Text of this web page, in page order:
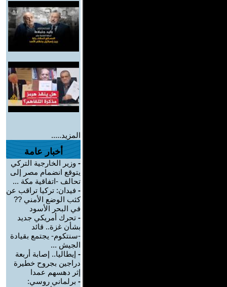
المزيد.....
أخبار عامة
- وزير الخارجية التركي
يتوقع انضمام مصر إلى
تحالف -اتفاقية مكة ...
- فيدان: تركيا تراقب عن
كثب الوضع الأمني ??
في البحر الأسود
- تحرك أمريكي جديد
بشأن غزة.. قائد
-سنتكوم- يجتمع بقيادة
الجيش ...
- إيطاليا.. إصابة أربعة
دراجين بجروح خطيرة
إثر دهسهم عمدا
- برلماني روسي: